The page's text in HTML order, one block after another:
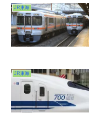
JR東海
JR東海